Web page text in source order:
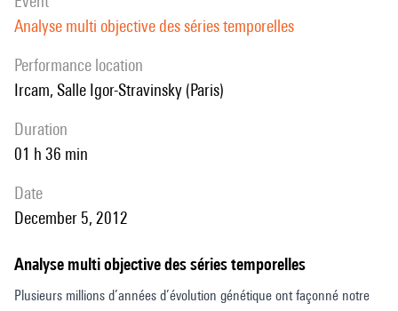
Analyse multi objective des séries temporelles
performance location
Ircam, Salle Igor-Stravinsky (Paris)
duration
01 h 36 min
date
December 5, 2012
Analyse multi objective des séries temporelles
Plusieurs millions d’années d’évolution génétique ont façonné notre